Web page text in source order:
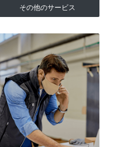
その他のサービス